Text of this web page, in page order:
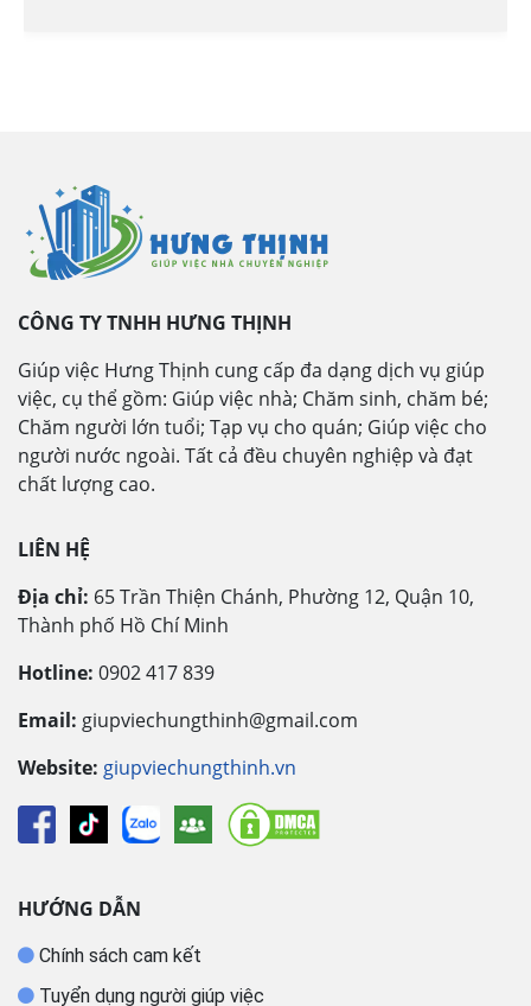
CÔNG TY TNHH HƯNG THỊNH
Giúp việc Hưng Thịnh cung cấp đa dạng dịch vụ giúp
việc, cụ thể gồm: Giúp việc nhà; Chăm sinh, chăm bé;
Chăm người lớn tuổi; Tạp vụ cho quán; Giúp việc cho
người nước ngoài. Tất cả đều chuyên nghiệp và đạt
chất lượng cao.
LIÊN HỆ
Địa chỉ: 65 Trần Thiện Chánh, Phường 12, Quận 10,
Thành phố Hồ Chí Minh
Hotline: 0902 417 839
Email: giupviechungthinh@gmail.com
Website: giupviechungthinh.vn
HƯỚNG DẪN
Chính sách cam kết
Tuyển dụng người giúp việc